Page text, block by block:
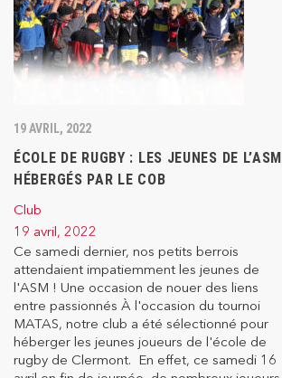
19 AVRIL, 2022
ÉCOLE DE RUGBY : LES JEUNES DE L’ASM
HÉBERGÉS PAR LE COB
Club
19 avril, 2022
Ce samedi dernier, nos petits berrois
attendaient impatiemment les jeunes de
l'ASM ! Une occasion de nouer des liens
entre passionnés À l'occasion du tournoi
MATAS, notre club a été sélectionné pour
héberger les jeunes joueurs de l'école de
rugby de Clermont. En effet, ce samedi 16